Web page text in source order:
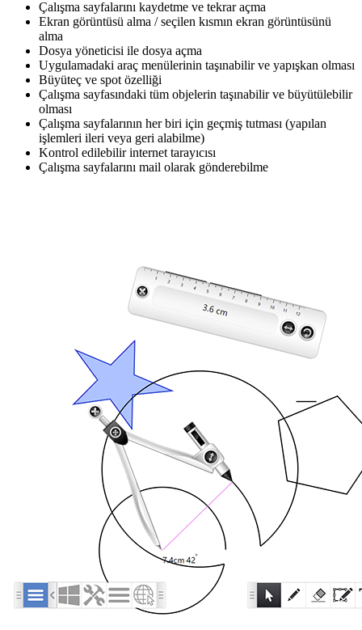
Çalışma sayfalarını kaydetme ve tekrar açma
Ekran görüntüsü alma / seçilen kısmın ekran görüntüsünü
alma
Dosya yöneticisi ile dosya açma
Uygulamadaki araç menülerinin taşınabilir ve yapışkan olması
Büyüteç ve spot özelliği
Çalışma sayfasındaki tüm objelerin taşınabilir ve büyütülebilir
olması
Çalışma sayfalarının her biri için geçmiş tutması (yapılan
işlemleri ileri veya geri alabilme)
Kontrol edilebilir internet tarayıcısı
Çalışma sayfalarını mail olarak gönderebilme